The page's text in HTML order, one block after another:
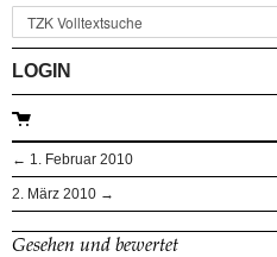
LOGIN
← 1. Februar 2010
2. März 2010 →
Gesehen und bewertet